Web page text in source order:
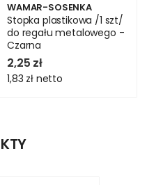
WAMAR-SOSENKA
Stopka plastikowa /1 szt/
do regału metalowego -
Czarna
2,25 zł
1,83 zł netto